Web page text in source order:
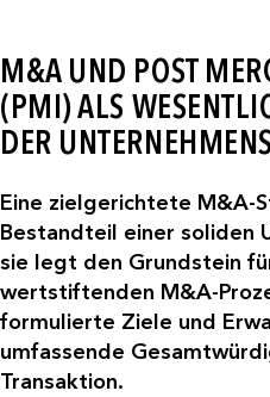
M&A UND POST
(PMI) ALS
DER
Eine zielgerichtete M&A-
Bestandteil einer soliden
sie legt den Grundstein
wertstiftenden M&A-
formulierte Ziele und
umfassende
Transaktion.